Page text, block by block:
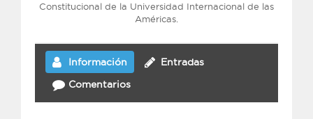
Constitucional de la Universidad Internacional de las
Américas.
Información
Entradas
Comentarios